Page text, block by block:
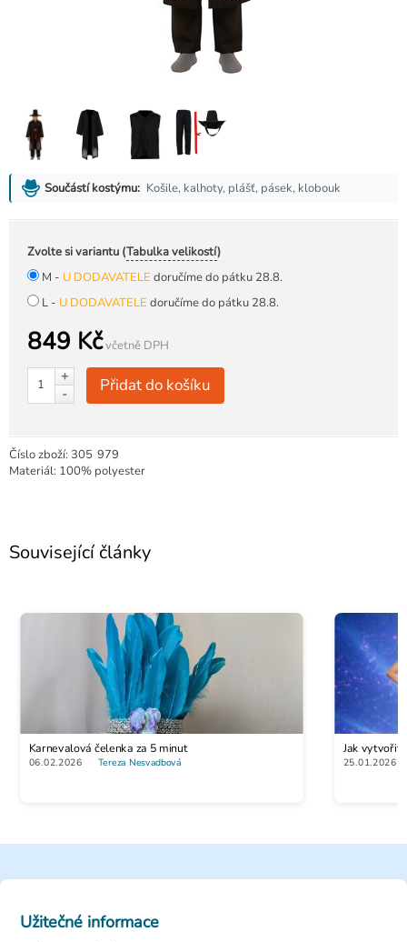
Součástí kostýmu: Košile, kalhoty, plášť, pásek, klobouk
Zvolte si variantu (Tabulka velikostí)
M - U DODAVATELE doručíme do pátku 28.8.
L - U DODAVATELE doručíme do pátku 28.8.
849 Kčvčetně DPH
+
-
Přidat do košíku
Číslo zboží: 305 979
Materiál: 100% polyester
Související články
Karnevalová čelenka za 5 minut
06.02.2026 Tereza Nesvadbová
Jak vytvořit
25.01.2026
Užitečné informace